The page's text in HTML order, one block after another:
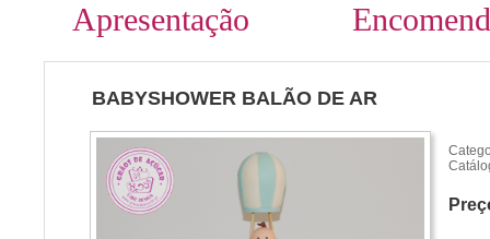
Apresentação
BABYSHOWER BALÃO DE AR